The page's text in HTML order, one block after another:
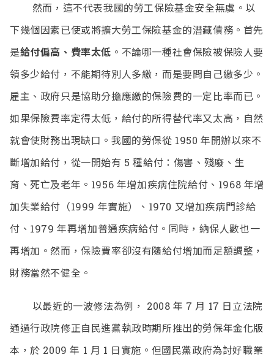
然而，這不代表我國的勞工保險基金安全無虞。以
下幾個因素已使或將擴大勞工保險基金的潛藏債務。首先
是給付偏高、費率太低 。不論哪一種社會保險被保險人要
領多少給付，不能期待別人多繳，而是要問自己繳多少。
雇主、政府只是協助分擔應繳的保險費的一定比率而已。
如果保險費率定得太低，給付的所得替代率又太高，自然
就會使財務出現缺口。我國的勞保從 1950 年開辦以來不
斷增加給付，從一開始有 5 種給付：傷害、殘廢、生
育、死亡及老年。1956 年增加疾病住院給付、1968 年增
加失業給付（1999 年實施）、1970 又增加疾病門診給
付、1979 年再增加普通疾病給付。同時，納保人數也一
再增加。然而，保險費率卻沒有隨給付增加而足額調整，
財務當然不健全。
以最近的一波修法為例， 2008 年 7 月 17 日立法院
通過行政院修正自民進黨執政時期所推出的勞保年金化版
本，於 2009 年 1 月 1 日實施。但國民黨政府為討好職業